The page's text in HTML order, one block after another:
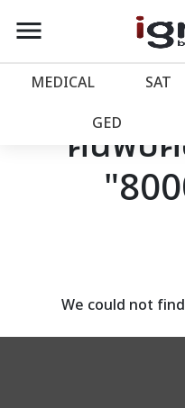
account_balance หน้าแรก
เว็บไซต์อิกไนท์
โปรโมชั่น
assignment ลงทะเบียน
menu
MEDICAL SAT
GED
ค้นพบค
We could not